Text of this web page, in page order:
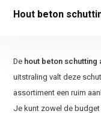
Hout beton
De hout beton schutting
uitstraling valt deze
assortiment een ruim
Je kunt zowel de